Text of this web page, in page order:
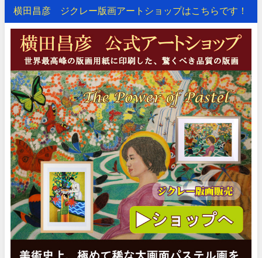
横田昌彦 ジクレー版画アートショップはこちらです！